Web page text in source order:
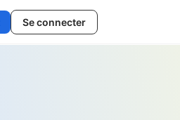
Se connecter